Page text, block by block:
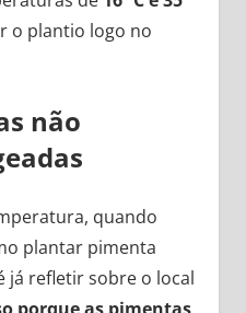
o plantio logo no
não
quando
plantar pimenta
já refletir sobre o local